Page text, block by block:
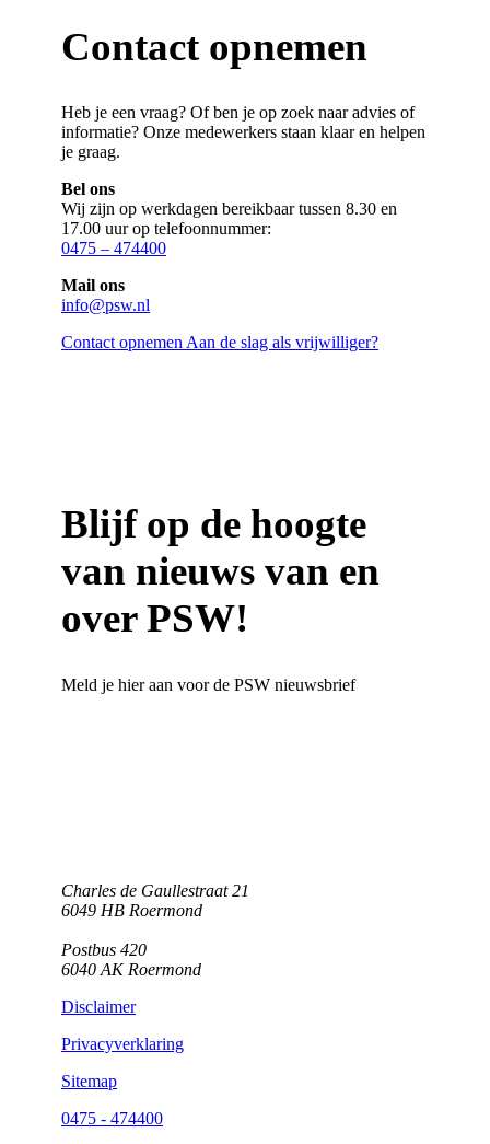
Contact opnemen
Heb je een vraag? Of ben je op zoek naar advies of
informatie? Onze medewerkers staan klaar en helpen
je graag.
Bel ons
Wij zijn op werkdagen bereikbaar tussen 8.30 en
17.00 uur op telefoonnummer:
0475 – 474400
Mail ons
info@psw.nl
Contact opnemenAan de slag als vrijwilliger?
Blijf op de hoogte
van nieuws van en
over PSW!
Meld je hier aan voor de PSW nieuwsbrief
Charles de Gaullestraat 21
6049 HB Roermond
Postbus 420
6040 AK Roermond
Disclaimer
Privacyverklaring
Sitemap
0475 - 474400